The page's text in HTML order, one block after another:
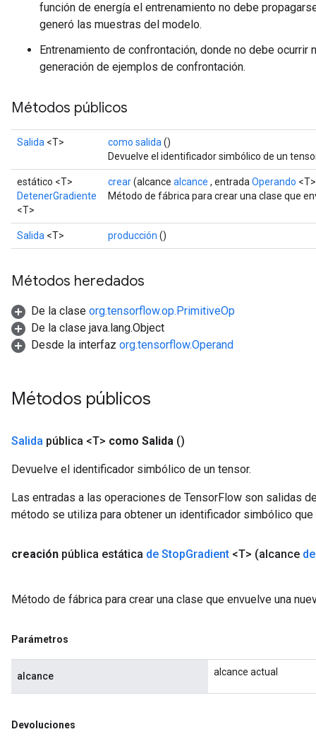
función de energía el entrenamiento no debe
generó las muestras del modelo.
Entrenamiento de confrontación, donde no debe
generación de ejemplos de confrontación.
Métodos públicos
Salida <T> como salida ()
Devuelve el identificador simbólico de un
estático <T>
DetenerGradiente
<T>
crear(alcance alcance , entrada Operando
Método de fábrica para crear una clase que
Salida <T> producción ()
Métodos heredados
De la clase org.tensorflow.op.PrimitiveOp
De la clase java.lang.Object
Desde la interfaz org.tensorflow.Operand
Métodos públicos
Salida pública <T> como Salida ()
Devuelve el identificador simbólico de un tensor.
Las entradas a las operaciones de TensorFlow son salidas
método se utiliza para obtener un identificador simbólico
creación pública estática de StopGradient <T> (alcance
Método de fábrica para crear una clase que envuelve una
Parámetros
alcance alcance actual
Devoluciones